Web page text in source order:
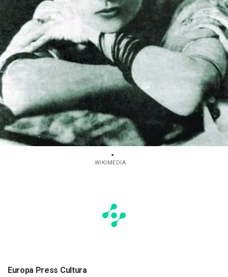
WIKIMEDIA
Europa Press Cultura